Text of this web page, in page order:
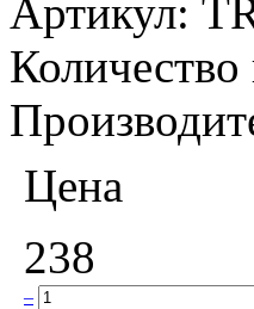
Артикул:
Количество
Цена
238
–